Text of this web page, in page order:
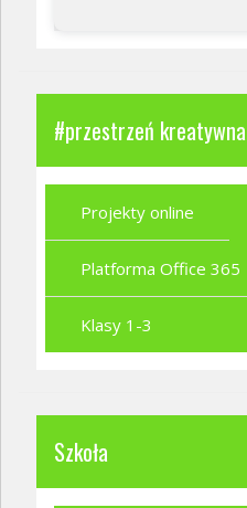
#przestrzeń kreatywna
Projekty online
Platforma Office 365
Klasy 1-3
Szkoła